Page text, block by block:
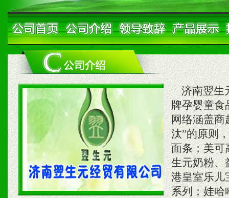
济南翌生
牌孕婴童食
网络涵盖商
汰”的原则
面条；美可
生元奶粉、
港皇室乐儿
系列；娃哈